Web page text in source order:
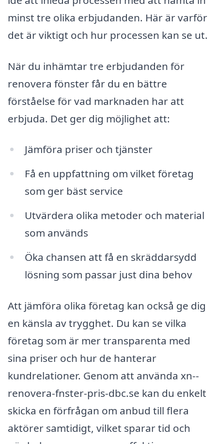
minst tre olika erbjudanden. Här är varför
det är viktigt och hur processen kan se ut.
När du inhämtar tre erbjudanden för
renovera fönster får du en bättre
förståelse för vad marknaden har att
erbjuda. Det ger dig möjlighet att:
Jämföra priser och tjänster
Få en uppfattning om vilket företag
som ger bäst service
Utvärdera olika metoder och material
som används
Öka chansen att få en skräddarsydd
lösning som passar just dina behov
Att jämföra olika företag kan också ge dig
en känsla av trygghet. Du kan se vilka
företag som är mer transparenta med
sina priser och hur de hanterar
kundrelationer. Genom att använda xn--
renovera-fnster-pris-dbc.se kan du enkelt
skicka en förfrågan om anbud till flera
aktörer samtidigt, vilket sparar tid och